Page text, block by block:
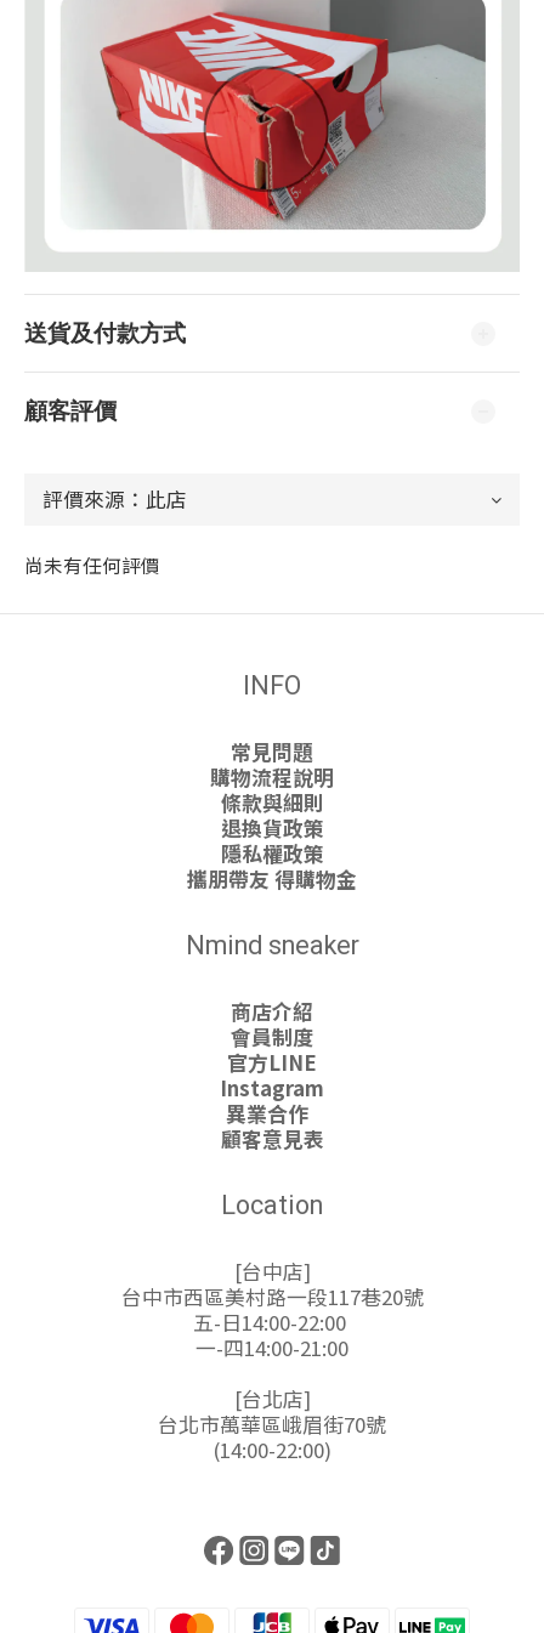
送貨及付款方式
顧客評價
尚未有任何評價
INFO
常見問題
購物流程說明
條款與細則
退換貨政策
隱私權政策
攜朋帶友 得購物金
Nmind sneaker
商店介紹
會員制度
官方LINE
Instagram
異業合作
顧客意見表
Location
[台中店]
台中市西區美村路一段117巷20號
五-日14:00-22:00
一-四14:00-21:00
[台北店]
台北市萬華區峨眉街70號
(14:00-22:00)